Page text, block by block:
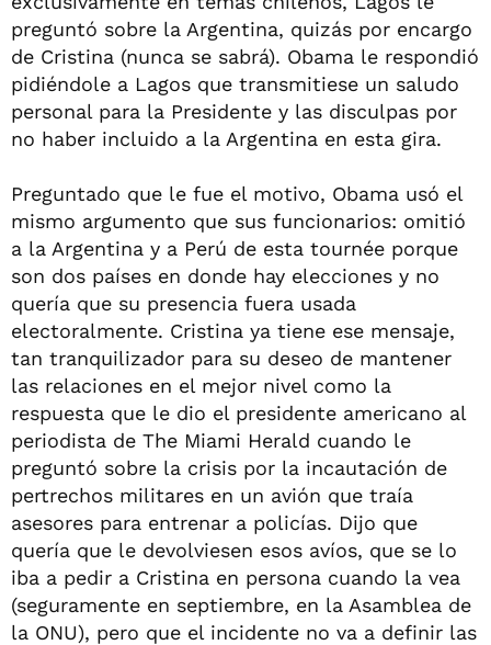
preguntó sobre la Argentina, quizás por encargo
de Cristina (nunca se sabrá). Obama le respondió
pidiéndole a Lagos que transmitiese un saludo
personal para la Presidente y las disculpas por
no haber incluido a la Argentina en esta gira.
Preguntado que le fue el motivo, Obama usó el
mismo argumento que sus funcionarios: omitió
a la Argentina y a Perú de esta tournée porque
son dos países en donde hay elecciones y no
quería que su presencia fuera usada
electoralmente. Cristina ya tiene ese mensaje,
tan tranquilizador para su deseo de mantener
las relaciones en el mejor nivel como la
respuesta que le dio el presidente americano al
periodista de The Miami Herald cuando le
preguntó sobre la crisis por la incautación de
pertrechos militares en un avión que traía
asesores para entrenar a policías. Dijo que
quería que le devolviesen esos avíos, que se lo
iba a pedir a Cristina en persona cuando la vea
(seguramente en septiembre, en la Asamblea de
la ONU), pero que el incidente no va a definir las